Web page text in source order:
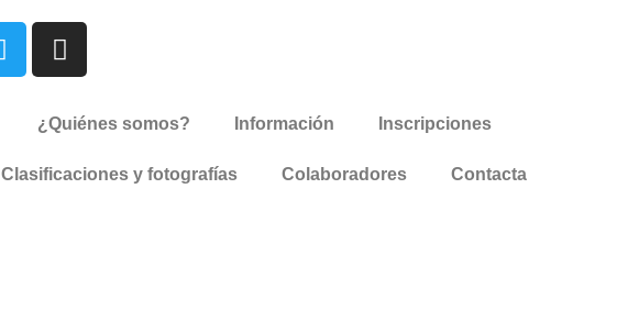
¿Quiénes somos? Información Inscripciones
Clasificaciones y fotografías Colaboradores Contacta